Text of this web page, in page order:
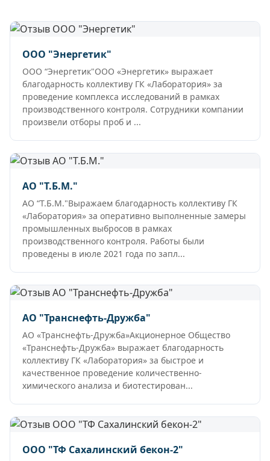
ООО "Энергетик"
ООО “Энергетик"ООО «Энергетик» выражает
благодарность коллективу ГК «Лаборатория» за
проведение комплекса исследований в рамках
производственного контроля. Сотрудники компании
произвели отборы проб и ...
АО "Т.Б.М."
АО “Т.Б.М."Выражаем благодарность коллективу ГК
«Лаборатория» за оперативно выполненные замеры
промышленных выбросов в рамках
производственного контроля. Работы были
проведены в июле 2021 года по запл...
АО "Транснефть-Дружба"
АО «Транснефть-Дружба»Акционерное Общество
«Транснефть-Дружба» выражает благодарность
коллективу ГК «Лаборатория» за быстрое и
качественное проведение количественно-
химического анализа и биотестирован...
ООО "ТФ Сахалинский бекон-2"